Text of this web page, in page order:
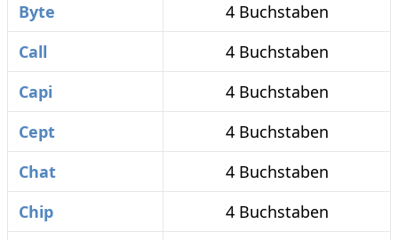
Byte
4 Buchstaben
Call
4 Buchstaben
Capi
4 Buchstaben
Cept
4 Buchstaben
Chat
4 Buchstaben
Chip
4 Buchstaben